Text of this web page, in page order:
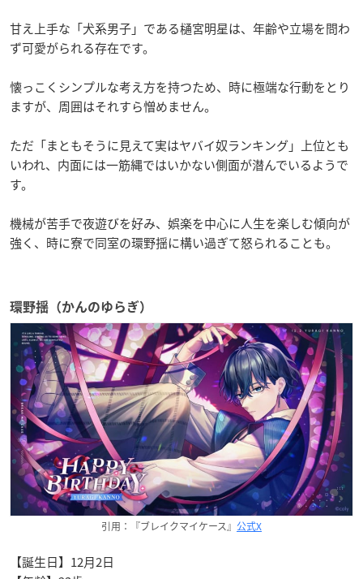
甘え上手な「犬系男子」である樋宮明星は、年齢や立場を問わ
ず可愛がられる存在です。
懐っこくシンプルな考え方を持つため、時に極端な行動をとり
ますが、周囲はそれすら憎めません。
ただ「まともそうに見えて実はヤバイ奴ランキング」上位とも
いわれ、内面には一筋縄ではいかない側面が潜んでいるようで
す。
機械が苦手で夜遊びを好み、娯楽を中心に人生を楽しむ傾向が
強く、時に寮で同室の環野揺に構い過ぎて怒られることも。
環野揺（かんのゆらぎ）
引用：『ブレイクマイケース』 公式X
【誕生日】12月2日